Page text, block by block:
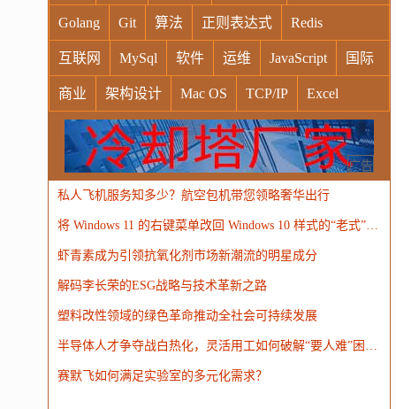
Golang Git 算法 正则表达式 Redis
互联网 MySql 软件 运维 JavaScript 国际
商业 架构设计 Mac OS TCP/IP Excel
Windows Oracle Socket VR Vim
MongoDB 运营 Python MemCache 硬件
电子 娱乐 设计 摄影 nginx 游戏
WordPress HTTP 团建 Docker
广告
私人飞机服务知多少？航空包机带您领略奢华出行
将 Windows 11 的右键菜单改回 Windows 10 样式的“老式”菜单
虾青素成为引领抗氧化剂市场新潮流的明星成分
解码李长荣的ESG战略与技术革新之路
塑料改性领域的绿色革命推动全社会可持续发展
半导体人才争夺战白热化，灵活用工如何破解“要人难”困局？
赛默飞如何满足实验室的多元化需求？